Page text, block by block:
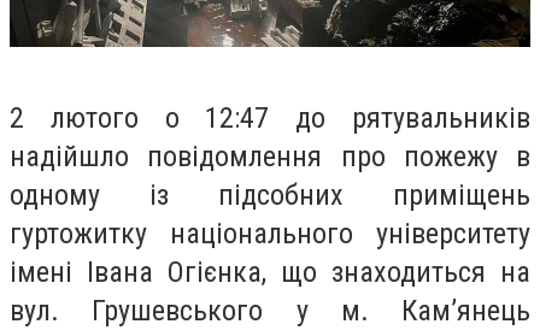
2 лютого о 12:47 до рятувальників
надійшло повідомлення про пожежу в
одному із підсобних приміщень
гуртожитку національного університету
імені Івана Огієнка, що знаходиться на
вул. Грушевського у м. Кам’янець